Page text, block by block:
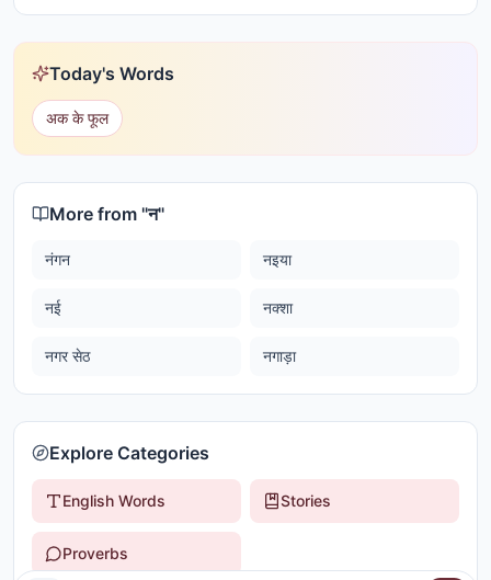
Today's Words
अक के फूल
More from "न"
नंगन नइया
नई नक्शा
नगर सेठ नगाड़ा
Explore Categories
English Words Stories
Proverbs